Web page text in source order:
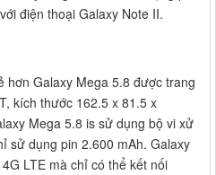
điện thoại Galaxy Note II.
hơn Galaxy Mega 5.8 được trang
kích thước 162.5 x 81.5 x
Mega 5.8 is sử dụng bộ vi xử
sử dụng pin 2.600 mAh. Galaxy
LTE mà chỉ có thể kết nối